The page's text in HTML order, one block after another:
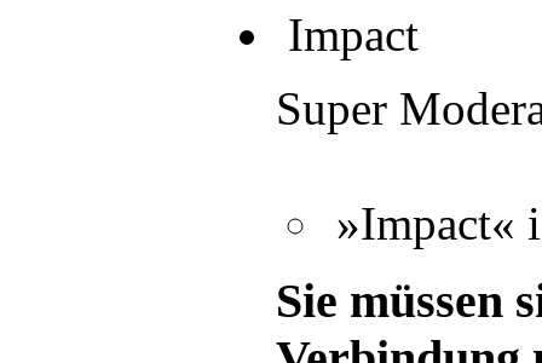
Impact
Super
»Impact«
Sie müssen